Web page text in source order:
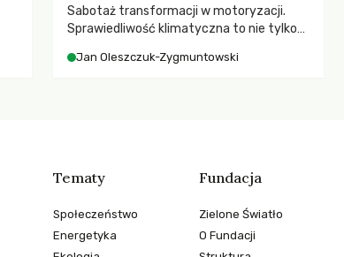
Sabotaż transformacji w motoryzacji.
Sprawiedliwość klimatyczna to nie tylko
ponosi konsekwencje globalnego
Jan Oleszczuk-Zygmuntowski
Tematy
Społeczeństwo
Energetyka
Fundacja
Zielone Światło
O Fundacji